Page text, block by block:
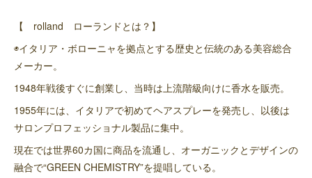
【 rolland ローランドとは？】
◉イタリア・ボローニャを拠点とする歴史と伝統のある美容総合
メーカー。
1948年戦後すぐに創業し、当時は上流階級向けに香水を販売。
1955年には、イタリアで初めてヘアスプレーを発売し、以後は
サロンプロフェッショナル製品に集中。
現在では世界60カ国に商品を流通し、オーガニックとデザインの
融合で“GREEN CHEMISTRY”を提唱している。